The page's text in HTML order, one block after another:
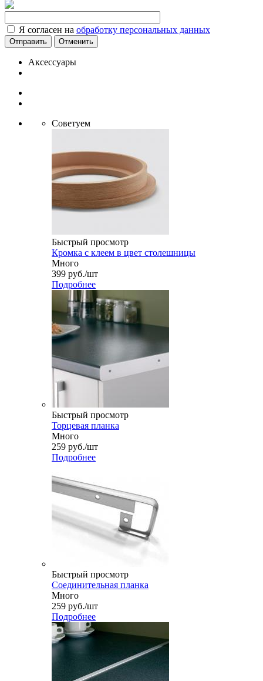
Я согласен на обработку персональных данных
Отменить
Аксессуары
Советуем
Быстрый просмотр
Кромка с клеем в цвет столешницы
Много
399 руб./шт
Подробнее
Быстрый просмотр
Торцевая планка
Много
259 руб./шт
Подробнее
Быстрый просмотр
Соединительная планка
Много
259 руб./шт
Подробнее